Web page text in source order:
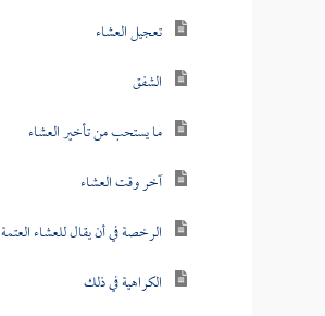
تعجيل العشاء
الشفق
ما يستحب من تأخير العشاء
آخر وقت العشاء
الرخصة في أن يقال للعشاء العتمة
الكراهية في ذلك